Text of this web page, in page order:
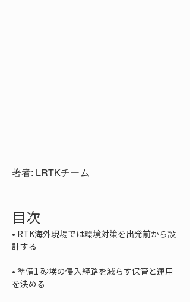
著者: LRTKチーム
目次
• RTK海外現場では環境対策を出発前から設
• 準備1 砂埃の侵入経路を減らす保管と運用